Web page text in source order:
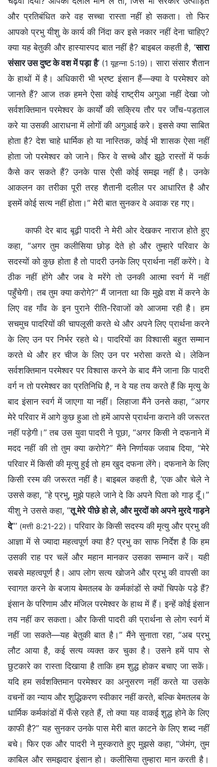
और प्रतिबंधित करे वह सच्चा रास्ता नहीं हो सकता। तो फिर
आपको प्रभु यीशु के कार्य की निंदा कर इसे नकार नहीं देना चाहिए?
क्या यह बेतुकी और हास्यास्पद बात नहीं है? बाइबल कहती है, ‘सारा
संसार उस दुष्ट के वश में पड़ा है’ (1 यूहन्ना 5:19) । सारा संसार शैतान
के हाथों में है। अधिकारी भी भ्रष्ट इंसान हैं—क्या वे परमेश्वर को
जानते हैं? आज तक हमने ऐसा कोई राष्ट्रीय अगुआ नहीं देखा जो
सर्वशक्तिमान परमेश्वर के कार्यों की सक्रिय तौर पर जाँच-पड़ताल
करे या उसकी आराधना में लोगों की अगुआई करे। इससे क्या साबित
होता है? देश चाहे धार्मिक हो या नास्तिक, कोई भी शासक ऐसा नहीं
होता जो परमेश्वर को जाने। फिर वे सच्चे और झूठे रास्तों में फर्क
कैसे कर सकते हैं? उनके पास ऐसी कोई समझ नहीं है। उनके
आकलन का तरीका पूरी तरह शैतानी दलील पर आधारित है और
इसमें कोई सत्य नहीं होता।” मेरी बात सुनकर वे अवाक रह गए।
काफी देर बाद बूढ़ी पादरी ने मेरी ओर देखकर नाराज होते हुए
कहा, “अगर तुम कलीसिया छोड़ देते हो और तुम्हारे परिवार के
सदस्यों को कुछ होता है तो पादरी उनके लिए प्रार्थना नहीं करेंगे। वे
ठीक नहीं होंगे और जब वे मरेंगे तो उनकी आत्मा स्वर्ग में नहीं
पहुँचेगी। तब तुम क्या करोगे?” मैं जानता था कि मुझे वश में करने के
लिए वह गाँव के इन पुराने रीति-रिवाजों को आजमा रही है। हम
सचमुच पादरियों की चापलूसी करते थे और अपने लिए प्रार्थना करने
के लिए उन पर निर्भर रहते थे। पादरियों का विश्वासी बहुत सम्मान
करते थे और हर चीज के लिए उन पर भरोसा करते थे। लेकिन
सर्वशक्तिमान परमेश्वर पर विश्वास करने के बाद मैंने जाना कि पादरी
वर्ग न तो परमेश्वर का प्रतिनिधि है, न वे यह तय करते हैं कि मृत्यु के
बाद इंसान स्वर्ग में जाएगा या नहीं। लिहाजा मैंने उनसे कहा, “अगर
मेरे परिवार में आगे कुछ हुआ तो हमें आपसे प्रार्थना कराने की जरूरत
नहीं पड़ेगी।” तब उस युवा पादरी ने पूछा, “अगर किसी ने दफनाने में
मदद नहीं की तो तुम क्या करोगे?” मैंने निर्णायक जवाब दिया, “मेरे
परिवार में किसी की मृत्यु हुई तो हम खुद दफना लेंगे। दफनाने के लिए
किसी रस्म की जरूरत नहीं है। बाइबल कहती है, ‘एक और चेले ने
उससे कहा, “हे प्रभु, मुझे पहले जाने दे कि अपने पिता को गाड़ दूँ।”
यीशु ने उससे कहा, “तू मेरे पीछे हो ले, और मुरदों को अपने मुरदे गाड़ने
दे”’ (मत्ती 8:21-22) । परिवार के किसी सदस्य की मृत्यु और प्रभु की
आज्ञा में से ज्यादा महत्वपूर्ण क्या है? प्रभु का साफ निर्देश है कि हम
उसकी राह पर चलें और महान मानकर उसका सम्मान करें। यही
सबसे महत्वपूर्ण है। आप लोग सत्य खोजने और प्रभु की वापसी का
स्वागत करने के बजाय बेमतलब के कर्मकांडों से क्यों चिपके पड़े हैं?
इंसान के परिणाम और मंजिल परमेश्वर के हाथ में हैं। इन्हें कोई इंसान
तय नहीं कर सकता। और किसी पादरी की प्रार्थना से लोग स्वर्ग में
नहीं जा सकते—यह बेतुकी बात है।” मैंने सुनाता रहा, “अब प्रभु
लौट आया है, कई सत्य व्यक्त कर चुका है। उसने हमें पाप से
छुटकारे का रास्ता दिखाया है ताकि हम शुद्ध होकर बचाए जा सकें।
यदि हम सर्वशक्तिमान परमेश्वर का अनुसरण नहीं करते या उसके
वचनों का न्याय और शुद्धिकरण स्वीकार नहीं करते, बल्कि बेमतलब के
धार्मिक कर्मकांडों में फँसे रहते हैं, तो क्या यह वाकई शुद्ध होने के लिए
काफी है?” यह सुनकर उनके पास मेरी बात काटने के लिए शब्द नहीं
बचे। फिर एक और पादरी ने मुस्कराते हुए मुझसे कहा, “जेमंग, तुम
काबिल और समझदार इंसान हो। कलीसिया तुम्हारा मान करती है।